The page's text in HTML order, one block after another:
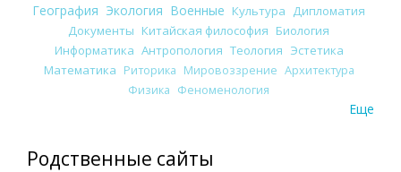
География Экология Военные Культура
Дипломатия
Документы Китайская философия Биология
Информатика Антропология Теология Эстетика
Математика Риторика Мировоззрение Архитектура
Физика Феноменология
Еще
Родственные сайты